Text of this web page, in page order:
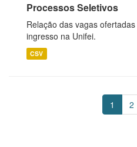
Processos Seletivos
Relação das vagas
ingresso na Unifei.
CSV
1 2